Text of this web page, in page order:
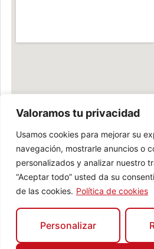
Valoramos tu privacidad
Usamos cookies para mejorar su
navegación, mostrarle anuncios o
personalizados y analizar nuestro
“Aceptar todo” usted da su
de las cookies. Política de cookies
Personalizar